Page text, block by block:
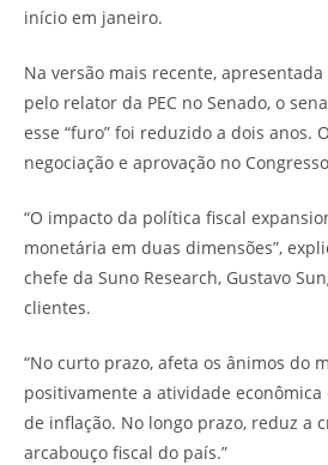
início em janeiro.
Na versão mais recente,
pelo relator da PEC no Senado, o
esse “furo” foi reduzido a dois anos.
negociação e aprovação no
“O impacto da política fiscal
monetária em duas dimensões”,
chefe da Suno Research, Gustavo
clientes.
“No curto prazo, afeta os ânimos do
positivamente a atividade econômica
de inflação. No longo prazo, reduz a
arcabouço fiscal do país.”